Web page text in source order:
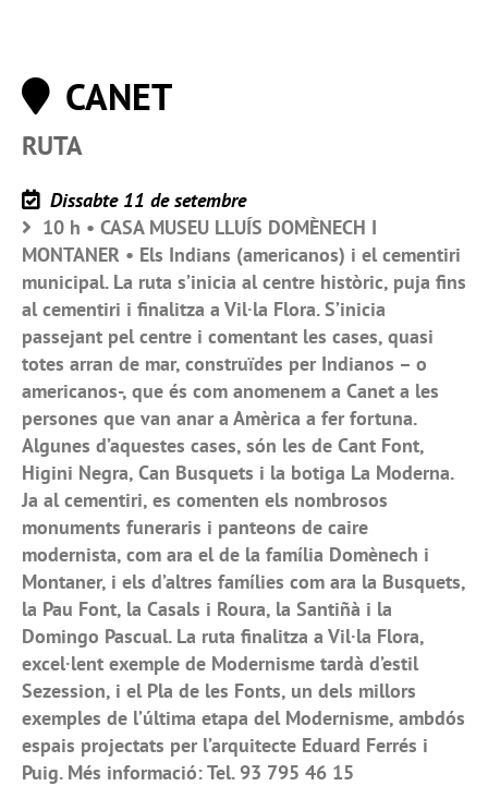
CANET
RUTA
Dissabte 11 de setembre
10 h • CASA MUSEU LLUÍS DOMÈNECH I
MONTANER • Els Indians (americanos) i el cementiri
municipal. La ruta s’inicia al centre històric, puja fins
al cementiri i finalitza a Vil·la Flora. S’inicia
passejant pel centre i comentant les cases, quasi
totes arran de mar, construïdes per Indianos – o
americanos-, que és com anomenem a Canet a les
persones que van anar a Amèrica a fer fortuna.
Algunes d’aquestes cases, són les de Cant Font,
Higini Negra, Can Busquets i la botiga La Moderna.
Ja al cementiri, es comenten els nombrosos
monuments funeraris i panteons de caire
modernista, com ara el de la família Domènech i
Montaner, i els d’altres famílies com ara la Busquets,
la Pau Font, la Casals i Roura, la Santiñà i la
Domingo Pascual. La ruta finalitza a Vil·la Flora,
excel·lent exemple de Modernisme tardà d’estil
Sezession, i el Pla de les Fonts, un dels millors
exemples de l’última etapa del Modernisme, ambdós
espais projectats per l’arquitecte Eduard Ferrés i
Puig. Més informació: Tel. 93 795 46 15